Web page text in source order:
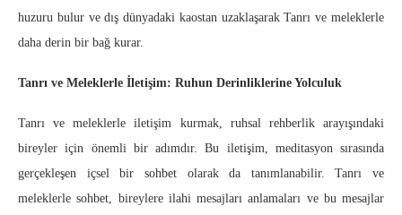
huzuru bulur ve dış dünyadaki kaostan uzaklaşarak Tanrı ve meleklerle
daha derin bir bağ kurar.
Tanrı ve Meleklerle İletişim: Ruhun Derinliklerine Yolculuk
Tanrı ve meleklerle iletişim kurmak, ruhsal rehberlik arayışındaki
bireyler için önemli bir adımdır. Bu iletişim, meditasyon sırasında
gerçekleşen içsel bir sohbet olarak da tanımlanabilir. Tanrı ve
meleklerle sohbet, bireylere ilahi mesajları anlamaları ve bu mesajlar